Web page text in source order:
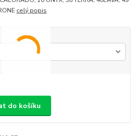
celý popis
do košíku